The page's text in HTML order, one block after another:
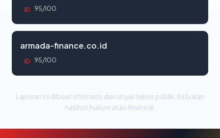
ID 95/100
armada-finance.co.id
ID 95/100
Laporan ini dibuat otomatis dari sinyal teknis publik. Ini bukan
nasihat hukum atau finansial.